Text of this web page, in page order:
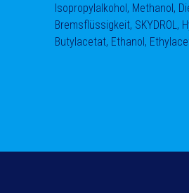
Isopropylalkohol, Methanol,
Bremsflüssigkeit, SKYDROL,
Butylacetat, Ethanol,